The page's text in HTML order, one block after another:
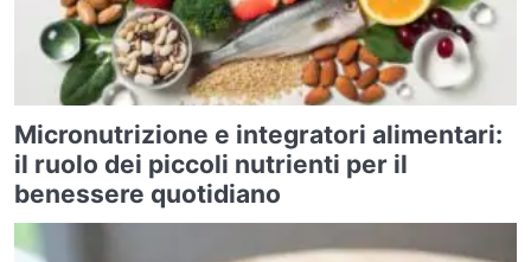
Micronutrizione e integratori alimentari:
il ruolo dei piccoli nutrienti per il
benessere quotidiano